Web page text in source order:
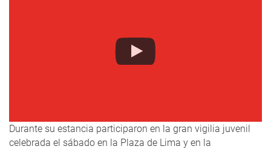
Durante su estancia participaron en la gran vigilia juvenil
celebrada el sábado en la Plaza de Lima y en la